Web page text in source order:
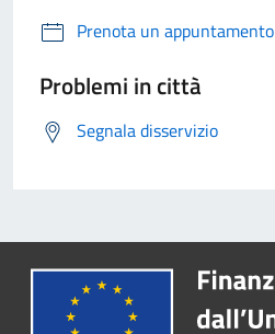
Prenota un appuntamento
Problemi in città
Segnala disservizio